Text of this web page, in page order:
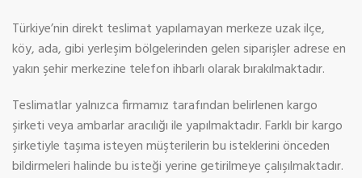
Türkiye’nin direkt teslimat yapılamayan merkeze uzak ilçe,
köy, ada, gibi yerleşim bölgelerinden gelen siparişler adrese en
yakın şehir merkezine telefon ihbarlı olarak bırakılmaktadır.
Teslimatlar yalnızca firmamız tarafından belirlenen kargo
şirketi veya ambarlar aracılığı ile yapılmaktadır. Farklı bir kargo
şirketiyle taşıma isteyen müşterilerin bu isteklerini önceden
bildirmeleri halinde bu isteği yerine getirilmeye çalışılmaktadır.